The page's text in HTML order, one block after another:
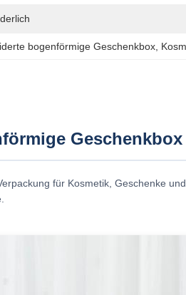
bogenförmige Geschenkbox
für Kosmetik, Geschenke